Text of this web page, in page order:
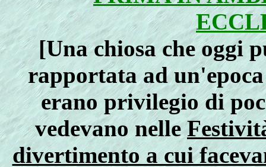
[Una chiosa che oggi
rapportata ad
erano privilegio di
vedevano nelle
divertimento a cui